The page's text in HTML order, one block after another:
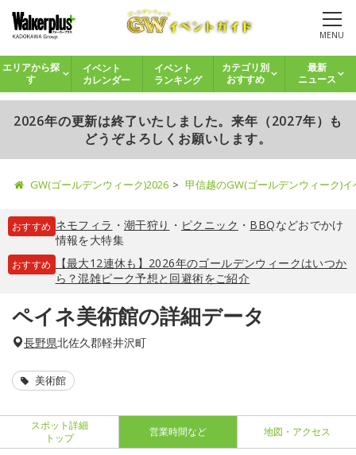
MENU
エリアから探
す
イベント
カレンダー
イベント
ランキング
カテゴリ別
おすすめ
最新
ニュース
2026年の更新は終了いたしました。来年（2027年）も
どうぞよろしくお願いします。
GW(ゴールデンウィーク)2026 甲信越のGW(ゴールデンウィーク)
おすすめ ネモフィラ ・ 潮干狩り ・ ピクニック ・ BBQなどおでかけ
情報を大特集
おすすめ
【最大12連休も】2026年のゴールデンウィークはいつか
ら？混雑ピーク予想と回避術をご紹介
ペイネ美術館の詳細データ
長野県北佐久郡軽井沢町
美術館
スポット詳細
トップ
営業時間など 地図・アクセス